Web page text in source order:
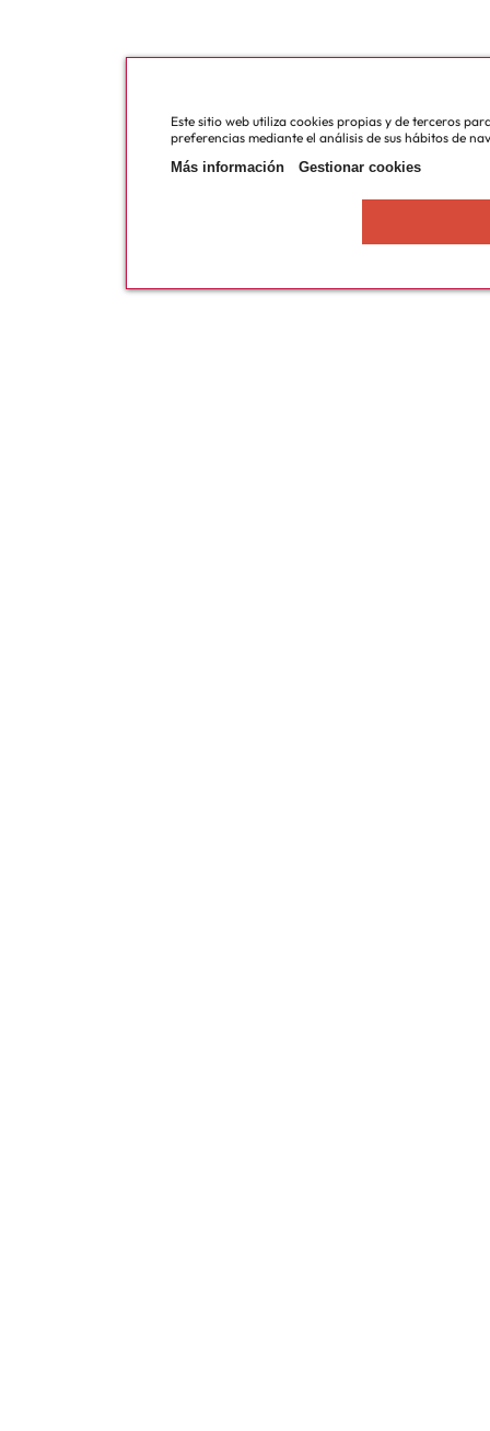
Este sitio web utiliza cookies propias y de terceros
preferencias mediante el análisis de sus hábitos de
Más información
Gestionar cookies